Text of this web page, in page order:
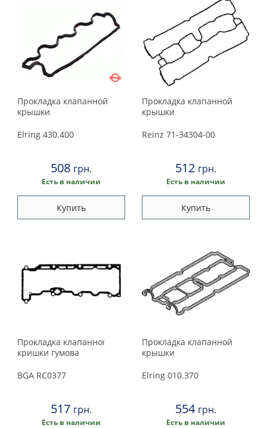
Прокладка клапанной
крышки
Elring 430.400
508 грн.
Есть в наличии
Купить
Прокладка клапанной
крышки
Reinz 71-34304-00
512 грн.
Есть в наличии
Купить
Прокладка клапанної
кришки гумова
BGA RC0377
517 грн.
Есть в наличии
Прокладка клапанной
крышки
Elring 010.370
554 грн.
Есть в наличии